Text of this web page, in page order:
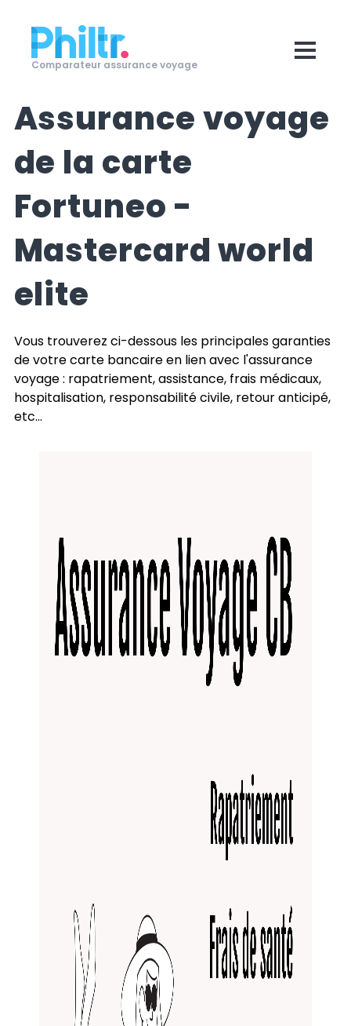
Comparateur assurance voyage
Assurance voyage
de la carte
Fortuneo -
Mastercard world
elite
Vous trouverez ci-dessous les principales garanties
de votre carte bancaire en lien avec l'assurance
voyage : rapatriement, assistance, frais médicaux,
hospitalisation, responsabilité civile, retour anticipé,
etc...